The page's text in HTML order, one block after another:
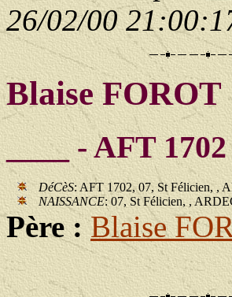
26/02/00
Blaise FOROT
____ - AFT 1702
DéCèS: AFT 1702, 07, St Félicien, ,
NAISSANCE: 07, St Félicien, ,
Père :Blaise